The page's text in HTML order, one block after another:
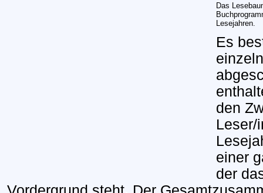
Das
Lesejahren.
Es
den
Leser/
einer
der